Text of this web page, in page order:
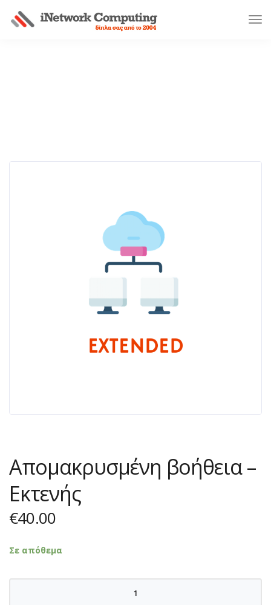
Απομακρυσμένη βοήθεια –
Eκτενής
€40.00
Σε απόθεμα